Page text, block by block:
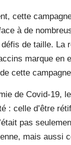
cette
à de
de taille. La
marque en
cette
de Covid-19,
: celle d’être
pas
mais aussi